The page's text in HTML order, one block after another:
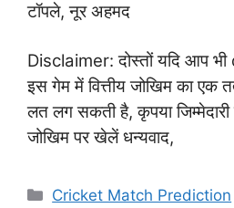
टॉपले, नूर अहमद
Disclaimer: दोस्तों यदि आप
इस गेम में वित्तीय जोखिम का एक
लत लग सकती है, कृपया
जोखिम पर खेलें धन्यवाद,
Categories
Cricket Match Prediction